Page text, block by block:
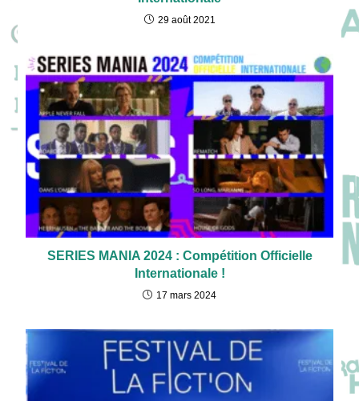
29 août 2021
SERIES MANIA 2024 : Compétition Officielle
Internationale !
17 mars 2024